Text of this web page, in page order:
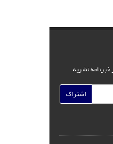
خبرنامه نشریه
اشتراک